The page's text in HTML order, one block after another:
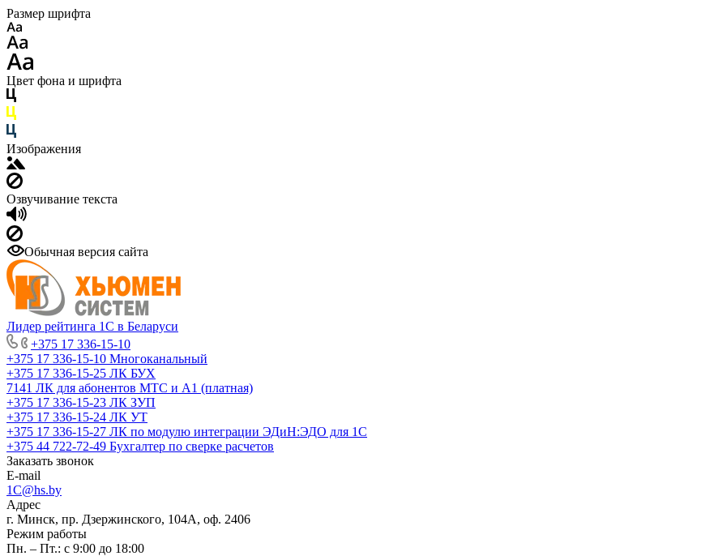
Размер шрифта
Цвет фона и шрифта
Изображения
Озвучивание текста
Обычная версия сайта
Лидер рейтинга 1С в Беларуси
+375 17 336-15-10
+375 17 336-15-10 Многоканальный
+375 17 336-15-25 ЛК БУХ
7141 ЛК для абонентов МТС и А1 (платная)
+375 17 336-15-23 ЛК ЗУП
+375 17 336-15-24 ЛК УТ
+375 17 336-15-27 ЛК по модулю интеграции ЭДиН:ЭДО для 1С
+375 44 722-72-49 Бухгалтер по сверке расчетов
Заказать звонок
E-mail
1C@hs.by
Адрес
г. Минск, пр. Дзержинского, 104А, оф. 2406
Режим работы
Пн. – Пт.: с 9:00 до 18:00